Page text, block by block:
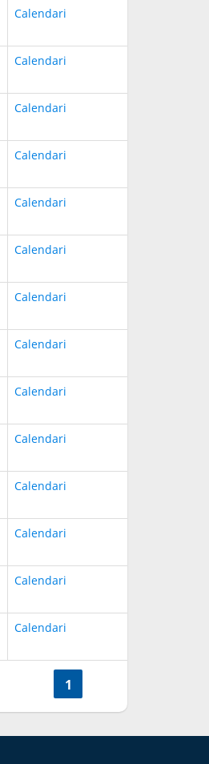
Calendari
Calendari
Calendari
Calendari
Calendari
Calendari
Calendari
Calendari
Calendari
Calendari
Calendari
Calendari
Calendari
Calendari
1